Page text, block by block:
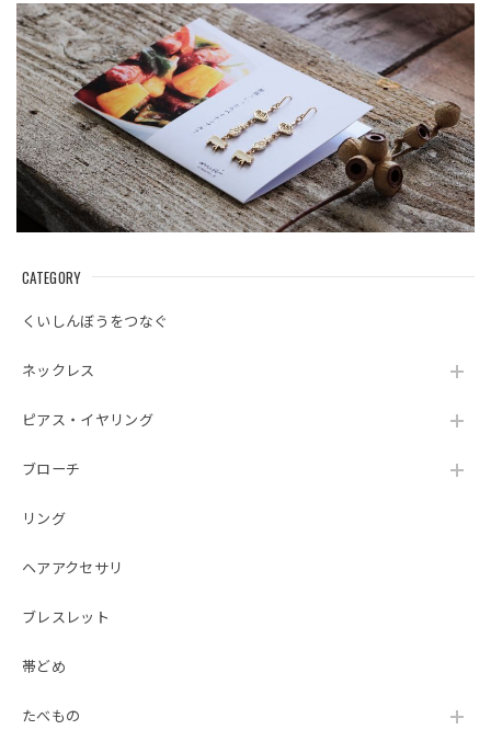
CATEGORY
くいしんぼうをつなぐ
ネックレス
ピアス・イヤリング
ブローチ
リング
ヘアアクセサリ
ブレスレット
帯どめ
たべもの